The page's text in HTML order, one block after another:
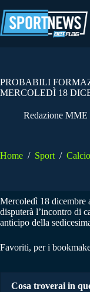
al
contenuto
PROBABILI
MERCOLEDÌ 18
Redazione MME
Home / Sport / Calcio
Mercoledì 18 dicembre
disputerà l’incontro di
anticipo della
Favoriti, per i
Cosa troverai in